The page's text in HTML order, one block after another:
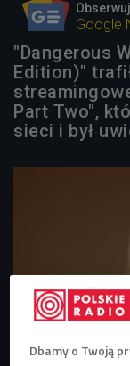
Google
"Dangerous
Edition)"
Part Two",
sieci i był
Dbamy o Twoją